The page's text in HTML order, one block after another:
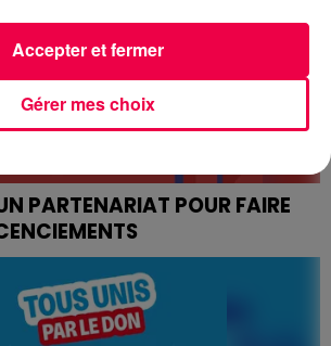
PARTENARIAT POUR FAIRE
pour inaptitudes en
tel est le but de ce partenariat
acteurs locaux de l'emploi et de...
Gérer mes choix
Accepter et fermer